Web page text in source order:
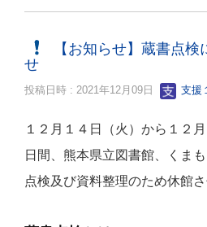
【お知らせ】蔵書点
せ
投稿日時 : 2021年12月09日 支援
１２月１４日（火）から１２
日間、熊本県立図書館、くま
点検及び資料整理のため休館